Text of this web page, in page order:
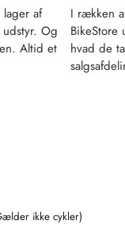
af
Og
Altid et
I rækken
hvad de
ikke cykler)